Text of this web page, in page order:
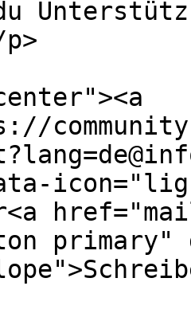
primary"